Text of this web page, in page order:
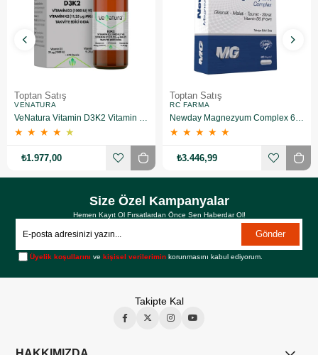
Toptan Satış
VENATURA
★ ★ ★ ★ ★
₺1.977,00
Toptan Satış
RC FARMA
★ ★ ★ ★ ★
₺3.446,99
Size Özel Kampanyalar
Hemen Kayıt Ol Fırsatlardan Önce Sen Haberdar Ol!
Gönder
Üyelik koşullarını vekişisel verilerimin korunmasını kabul ediyorum.
Takipte Kal